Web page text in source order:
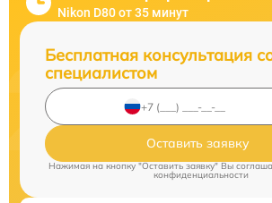
Nikon D80 от 35 минут
Бесплатная консультация
специалистом
Оставить заявку
Нажимая на кнопку "Оставить заявку" Вы
конфиденциальности